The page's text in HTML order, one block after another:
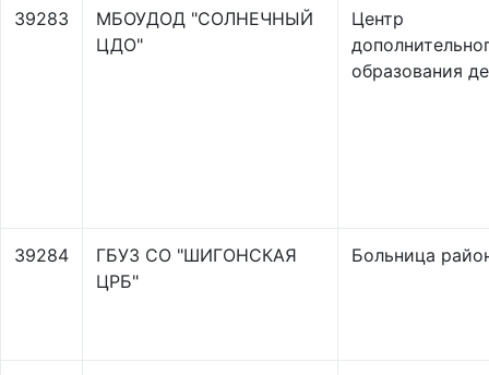
39283
МБОУДОД "СОЛНЕЧНЫЙ
ЦДО"
Центр
образования
39284
ГБУЗ СО "ШИГОНСКАЯ
ЦРБ"
Больница